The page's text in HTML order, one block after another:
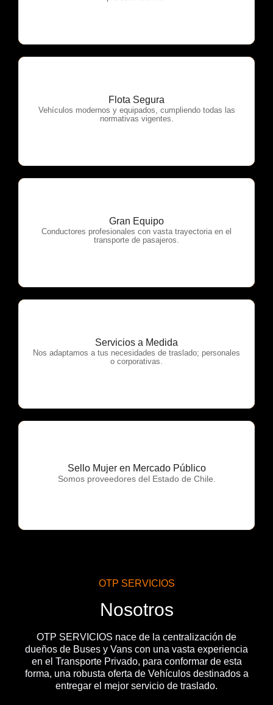
Flota Segura
Vehículos modernos y equipados, cumpliendo todas las
normativas vigentes.
OTP Servicios
Gran Equipo
Conductores profesionales con vasta trayectoria en el
transporte de pasajeros.
OTP Servicios
Servicios a Medida
Nos adaptamos a tus necesidades de traslado; personales
o corporativas.
OTP Servicios
Sello Mujer en Mercado Público
Somos proveedores del Estado de Chile.
OTP Servicios
OTP SERVICIOS
Nosotros
OTP SERVICIOS nace de la centralización de
dueños de Buses y Vans con una vasta experiencia
en el Transporte Privado, para conformar de esta
forma, una robusta oferta de Vehículos destinados a
entregar el mejor servicio de traslado.